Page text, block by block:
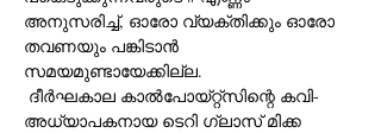
അനുസരിച്ച്, ഓരോ വ്യക്തിക്കും ഓരോ
തവണയും പങ്കിടാൻ
സമയമുണ്ടായേക്കില്ല.
അധ്യാപകനായ ടെറി ഗ്ലാസ് മിക്ക